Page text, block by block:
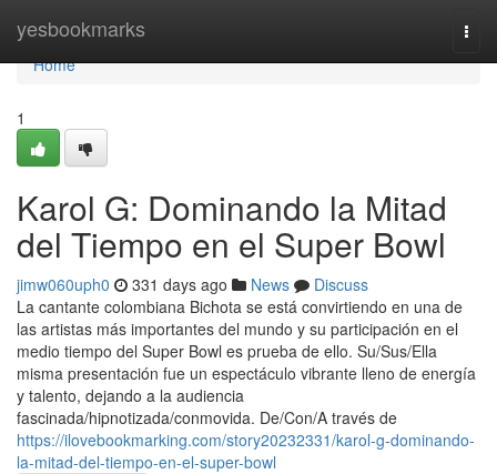
yesbookmarks
Home
Home
1
Karol G: Dominando la Mitad
del Tiempo en el Super Bowl
jimw060uph0 331 days ago News
Discuss
La cantante colombiana Bichota se está convirtiendo en una de
las artistas más importantes del mundo y su participación en el
medio tiempo del Super Bowl es prueba de ello. Su/Sus/Ella
misma presentación fue un espectáculo vibrante lleno de energía
y talento, dejando a la audiencia
fascinada/hipnotizada/conmovida. De/Con/A través de
https://ilovebookmarking.com/story20232331/karol-g-dominando-
la-mitad-del-tiempo-en-el-super-bowl